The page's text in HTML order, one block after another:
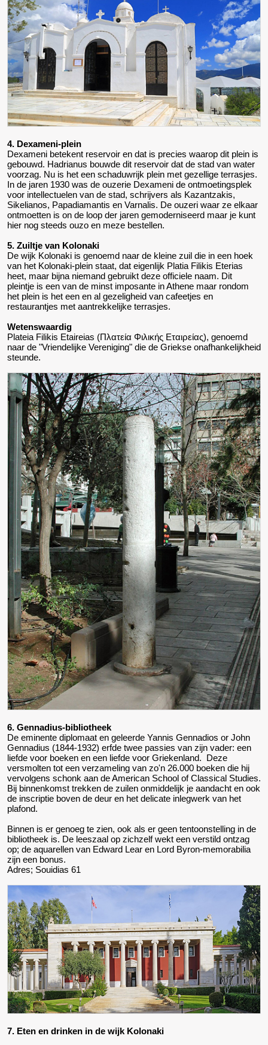
4. Dexameni-plein
Dexameni betekent reservoir en dat is precies waarop dit plein is
gebouwd. Hadrianus bouwde dit reservoir dat de stad van water
voorzag. Nu is het een schaduwrijk plein met gezellige terrasjes.
In de jaren 1930 was de ouzerie Dexameni de ontmoetingsplek
voor intellectuelen van de stad, schrijvers als Kazantzakis,
Sikelianos, Papadiamantis en Varnalis. De ouzeri waar ze elkaar
ontmoetten is on de loop der jaren gemoderniseerd maar je kunt
hier nog steeds ouzo en meze bestellen.
5. Zuiltje van Kolonaki
De wijk Kolonaki is genoemd naar de kleine zuil die in een hoek
van het Kolonaki-plein staat, dat eigenlijk Platia Filikis Eterias
heet, maar bijna niemand gebruikt deze officiele naam. Dit
pleintje is een van de minst imposante in Athene maar rondom
het plein is het een en al gezeligheid van cafeetjes en
restaurantjes met aantrekkelijke terrasjes.
Wetenswaardig
Plateia Filikis Etaireias (Πλατεία Φιλικής Εταιρείας), genoemd
naar de "Vriendelijke Vereniging" die de Griekse onafhankelijkheid
steunde.
6. Gennadius-bibliotheek
De eminente diplomaat en geleerde Yannis Gennadios or John
Gennadius (1844-1932) erfde twee passies van zijn vader: een
liefde voor boeken en een liefde voor Griekenland. Deze
versmolten tot een verzameling van zo'n 26.000 boeken die hij
vervolgens schonk aan de American School of Classical Studies.
Bij binnenkomst trekken de zuilen onmiddelijk je aandacht en ook
de inscriptie boven de deur en het delicate inlegwerk van het
plafond.
Binnen is er genoeg te zien, ook als er geen tentoonstelling in de
bibliotheek is. De leeszaal op zichzelf wekt een verstild ontzag
op; de aquarellen van Edward Lear en Lord Byron-memorabilia
zijn een bonus.
Adres; Souidias 61
7. Eten en drinken in de wijk Kolonaki